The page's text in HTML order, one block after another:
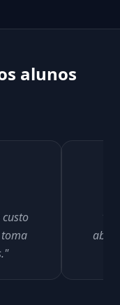
alunos